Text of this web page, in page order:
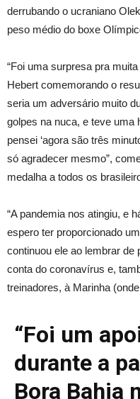
derrubando o ucraniano
peso médio do boxe
“Foi uma surpresa pra
Hebert comemorando o
seria um adversário muito
golpes na nuca, e teve uma
pensei ‘agora são três
só agradecer mesmo”,
medalha a todos os
“A pandemia nos atingiu, e
espero ter proporcionado
continuou ele ao lembrar
conta do coronavírus e,
treinadores, à Marinha
“Foi um
durante a
Bora Bahia